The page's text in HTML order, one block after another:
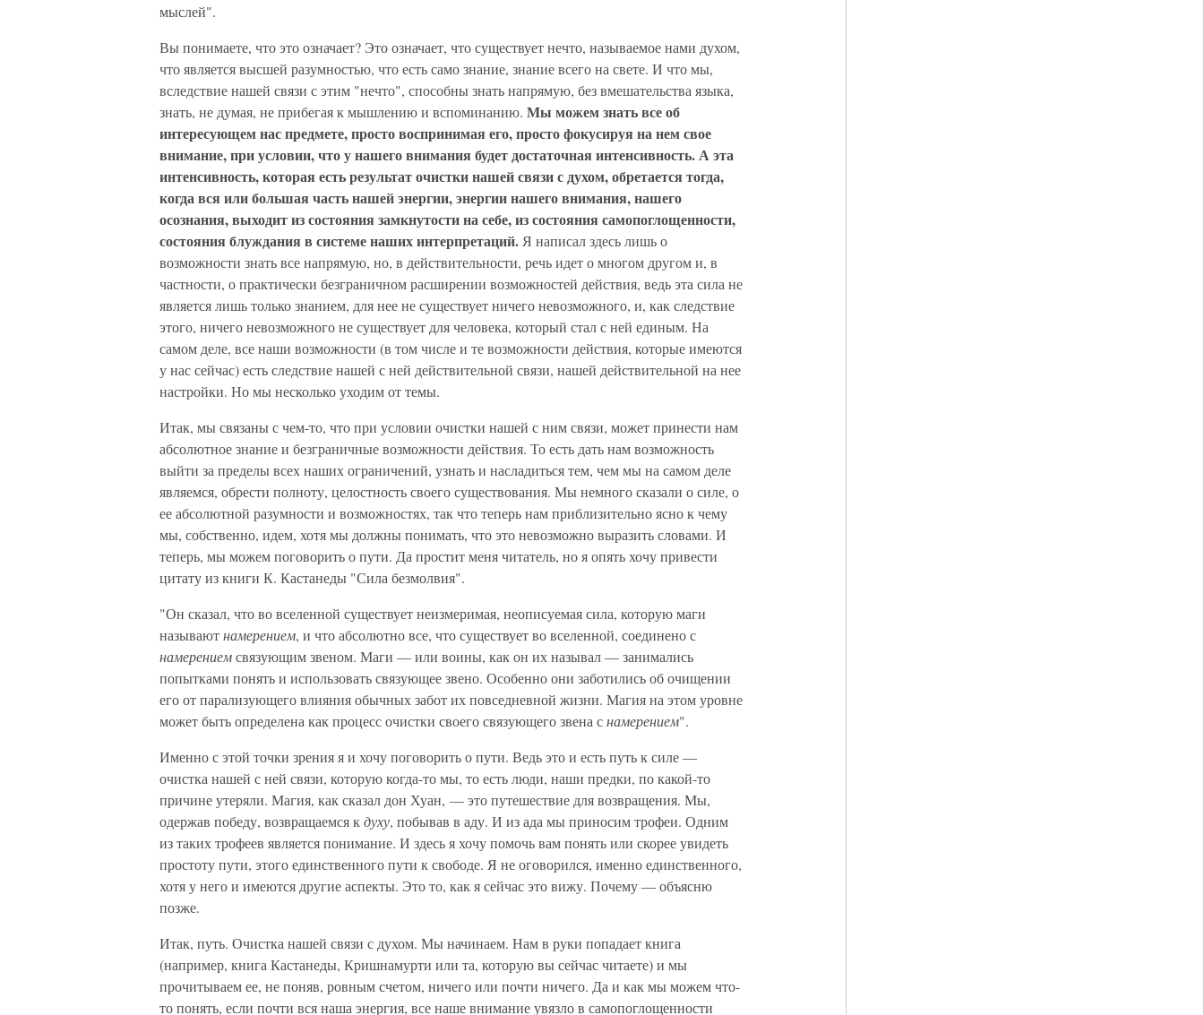
мыслей".
Вы понимаете, что это означает? Это означает, что существует нечто, называемое нами духом,
что является высшей разумностью, что есть само знание, знание всего на свете. И что мы,
вследствие нашей связи с этим "нечто", способны знать напрямую, без вмешательства языка,
знать, не думая, не прибегая к мышлению и вспоминанию. Мы можем знать все об
интересующем нас предмете, просто воспринимая его, просто фокусируя на нем свое
внимание, при условии, что у нашего внимания будет достаточная интенсивность. А эта
интенсивность, которая есть результат очистки нашей связи с духом, обретается тогда,
когда вся или большая часть нашей энергии, энергии нашего внимания, нашего
осознания, выходит из состояния замкнутости на себе, из состояния самопоглощенности,
состояния блуждания в системе наших интерпретаций. Я написал здесь лишь о
возможности знать все напрямую, но, в действительности, речь идет о многом другом и, в
частности, о практически безграничном расширении возможностей действия, ведь эта сила не
является лишь только знанием, для нее не существует ничего невозможного, и, как следствие
этого, ничего невозможного не существует для человека, который стал с ней единым. На
самом деле, все наши возможности (в том числе и те возможности действия, которые имеются
у нас сейчас) есть следствие нашей с ней действительной связи, нашей действительной на нее
настройки. Но мы несколько уходим от темы.
Итак, мы связаны с чем-то, что при условии очистки нашей с ним связи, может принести нам
абсолютное знание и безграничные возможности действия. То есть дать нам возможность
выйти за пределы всех наших ограничений, узнать и насладиться тем, чем мы на самом деле
являемся, обрести полноту, целостность своего существования. Мы немного сказали о силе, о
ее абсолютной разумности и возможностях, так что теперь нам приблизительно ясно к чему
мы, собственно, идем, хотя мы должны понимать, что это невозможно выразить словами. И
теперь, мы можем поговорить о пути. Да простит меня читатель, но я опять хочу привести
цитату из книги К. Кастанеды "Сила безмолвия".
"Он сказал, что во вселенной существует неизмеримая, неописуемая сила, которую маги
называютнамерением, и что абсолютно все, что существует во вселенной, соединено с
намерениемсвязующим звеном. Маги — или воины, как он их называл — занимались
попытками понять и использовать связующее звено. Особенно они заботились об очищении
его от парализующего влияния обычных забот их повседневной жизни. Магия на этом уровне
может быть определена как процесс очистки своего связующего звена снамерением".
Именно с этой точки зрения я и хочу поговорить о пути. Ведь это и есть путь к силе —
очистка нашей с ней связи, которую когда-то мы, то есть люди, наши предки, по какой-то
причине утеряли. Магия, как сказал дон Хуан, — это путешествие для возвращения. Мы,
одержав победу, возвращаемся кдуху, побывав в аду. И из ада мы приносим трофеи. Одним
из таких трофеев является понимание. И здесь я хочу помочь вам понять или скорее увидеть
простоту пути, этого единственного пути к свободе. Я не оговорился, именно единственного,
хотя у него и имеются другие аспекты. Это то, как я сейчас это вижу. Почему — объясню
позже.
Итак, путь. Очистка нашей связи с духом. Мы начинаем. Нам в руки попадает книга
(например, книга Кастанеды, Кришнамурти или та, которую вы сейчас читаете) и мы
прочитываем ее, не поняв, ровным счетом, ничего или почти ничего. Да и как мы можем что-
то понять, если почти вся наша энергия, все наше внимание увязло в самопоглощенности